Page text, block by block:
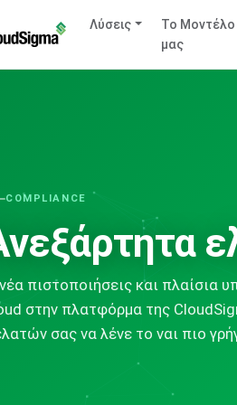
Λύσεις
Το Μοντέλο
μας
COMPLIANCE
πιστοποιήσεις και πλαίσια
στην πλατφόρμα της
σας να λένε το ναι πιο